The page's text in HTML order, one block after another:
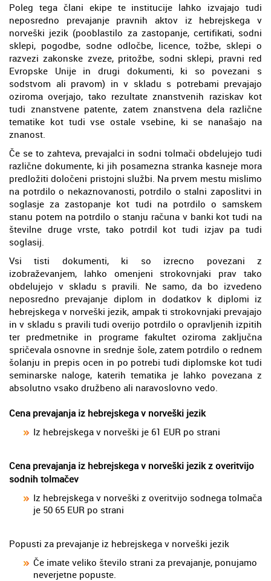
Poleg tega člani ekipe te institucije lahko izvajajo tudi
neposredno prevajanje pravnih aktov iz hebrejskega v
norveški jezik (pooblastilo za zastopanje, certifikati, sodni
sklepi, pogodbe, sodne odločbe, licence, tožbe, sklepi o
razvezi zakonske zveze, pritožbe, sodni sklepi, pravni red
Evropske Unije in drugi dokumenti, ki so povezani s
sodstvom ali pravom) in v skladu s potrebami prevajajo
oziroma overjajo, tako rezultate znanstvenih raziskav kot
tudi znanstvene patente, zatem znanstvena dela različne
tematike kot tudi vse ostale vsebine, ki se nanašajo na
znanost.
Če se to zahteva, prevajalci in sodni tolmači obdelujejo tudi
različne dokumente, ki jih posamezna stranka kasneje mora
predložiti določeni pristojni službi. Na prvem mestu mislimo
na potrdilo o nekaznovanosti, potrdilo o stalni zaposlitvi in
soglasje za zastopanje kot tudi na potrdilo o samskem
stanu potem na potrdilo o stanju računa v banki kot tudi na
številne druge vrste, tako potrdil kot tudi izjav pa tudi
soglasij.
Vsi tisti dokumenti, ki so izrecno povezani z
izobraževanjem, lahko omenjeni strokovnjaki prav tako
obdelujejo v skladu s pravili. Ne samo, da bo izvedeno
neposredno prevajanje diplom in dodatkov k diplomi iz
hebrejskega v norveški jezik, ampak ti strokovnjaki prevajajo
in v skladu s pravili tudi overijo potrdilo o opravljenih izpitih
ter predmetnike in programe fakultet oziroma zaključna
spričevala osnovne in srednje šole, zatem potrdilo o rednem
šolanju in prepis ocen in po potrebi tudi diplomske kot tudi
seminarske naloge, katerih tematika je lahko povezana z
absolutno vsako družbeno ali naravoslovno vedo.
Cena prevajanja iz hebrejskega v norveški jezik
Iz hebrejskega v norveški je 61 EUR po strani
Cena prevajanja iz hebrejskega v norveški jezik z overitvijo
sodnih tolmačev
Iz hebrejskega v norveški z overitvijo sodnega tolmača
je 50 65 EUR po strani
Popusti za prevajanje iz hebrejskega v norveški jezik
Če imate veliko število strani za prevajanje, ponujamo
neverjetne popuste.